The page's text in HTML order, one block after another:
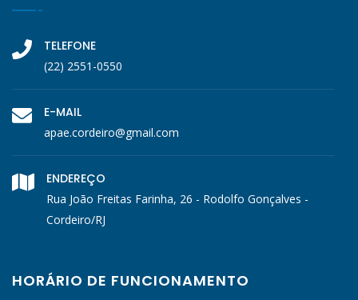
TELEFONE
(22) 2551-0550
E-MAIL
apae.cordeiro@gmail.com
ENDEREÇO
Rua João Freitas Farinha, 26 - Rodolfo Gonçalves -
Cordeiro/RJ
HORÁRIO DE FUNCIONAMENTO